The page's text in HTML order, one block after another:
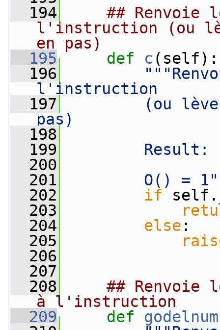
  194
## Renvoie
l'instruction (ou
en pas)
  195
def c (self):
  196
l'instruction
  197
(ou
pas)
  198
  199
Result:
  200
  201
O() =
  202
if self.
  203
  204
else :
  205
  206
  207
  208
## Renvoie
à l'instruction
  209
def